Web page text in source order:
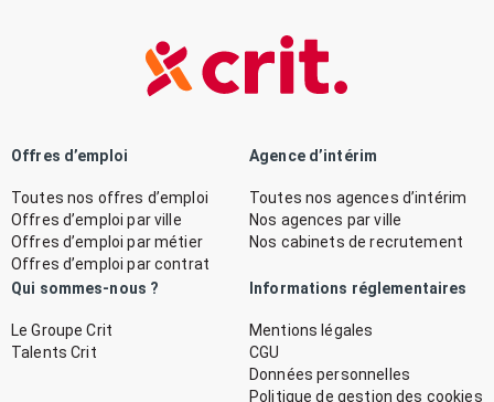
Offres d’emploi
Toutes nos offres d’emploi
Offres d’emploi par ville
Offres d’emploi par métier
Offres d’emploi par contrat
Agence d’intérim
Toutes nos agences d’intérim
Nos agences par ville
Nos cabinets de recrutement
Qui sommes-nous ?
Le Groupe Crit
Talents Crit
Informations réglementaires
Mentions légales
CGU
Données personnelles
Politique de gestion des cookies